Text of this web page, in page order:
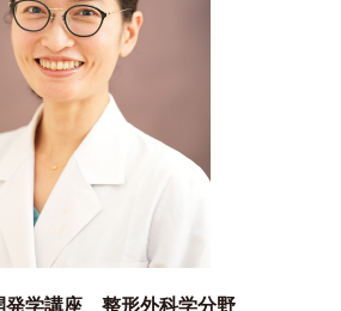
発学講座 整形外科学分野